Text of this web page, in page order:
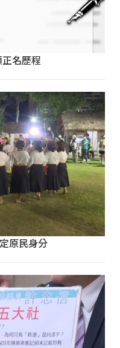
名歷程
原民身分